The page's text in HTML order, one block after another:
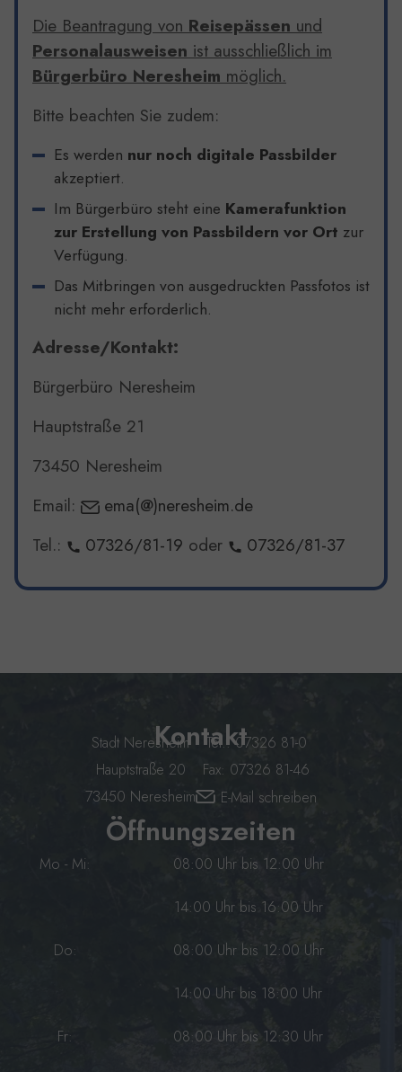
Die Beantragung von Reisepässen und
Personalausweisen ist ausschließlich im
Bürgerbüro Neresheim möglich.
Bitte beachten Sie zudem:
Es werden nur noch digitale Passbilder
akzeptiert.
Im Bürgerbüro steht eine Kamerafunktion
zur Erstellung von Passbildern vor Ort zur
Verfügung.
Das Mitbringen von ausgedruckten Passfotos ist
nicht mehr erforderlich.
Adresse/Kontakt:
Bürgerbüro Neresheim
Hauptstraße 21
73450 Neresheim
Email:
ema(@)neresheim.de
Tel.:
07326/81-19 oder 07326/81-37
Kontakt
Stadt Neresheim
Hauptstraße 20
73450 Neresheim
Tel.: 07326 81-0
Fax: 07326 81-46
E-Mail schreiben
Öffnungszeiten
Mo - Mi: 08:00 Uhr bis 12:00 Uhr
14:00 Uhr bis 16:00 Uhr
Do: 08:00 Uhr bis 12:00 Uhr
14:00 Uhr bis 18:00 Uhr
Fr: 08:00 Uhr bis 12:30 Uhr